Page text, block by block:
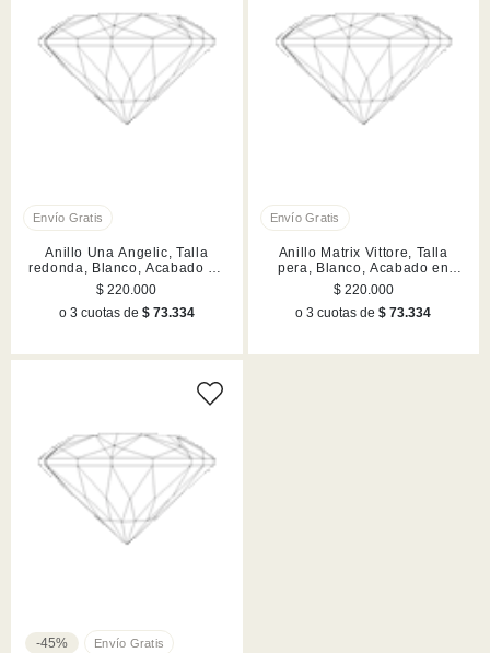
Anillo Una Angelic, Talla
redonda, Blanco, Acabado en
tono oro rosa
$ 220.000
o 3 cuotas de $ 73.334
Anillo Matrix Vittore, Talla
pera, Blanco, Acabado en
rodio
$ 220.000
o 3 cuotas de$ 73.334
-45%